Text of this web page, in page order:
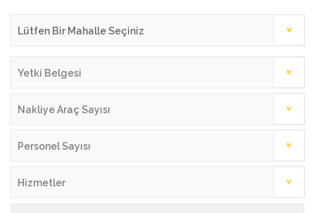
Yetki Belgesi
Nakliye Araç Sayısı
Personel Sayısı
Hizmetler